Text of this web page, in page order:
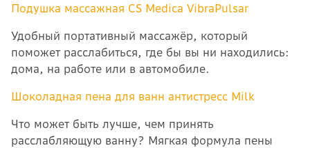
Подушка массажная CS Medica VibraPulsar
Удобный портативный массажёр, который
поможет расслабиться, где бы вы ни находились:
дома, на работе или в автомобиле.
Шоколадная пена для ванн антистресс Milk
Что может быть лучше, чем принять
расслабляющую ванну? Мягкая формула пены